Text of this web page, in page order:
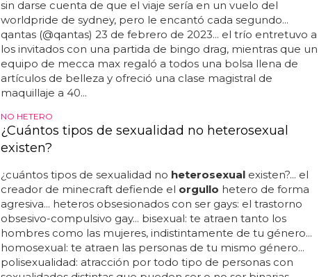
heterosexualreservó accidentalmente un billete a australia
sin darse cuenta de que el viaje sería en un vuelo del
worldpride de sydney, pero le encantó cada segundo...
qantas (@qantas) 23 de febrero de 2023... el trío entretuvo a
los invitados con una partida de bingo drag, mientras que un
equipo de mecca max regaló a todos una bolsa llena de
artículos de belleza y ofreció una clase magistral de
NO HETERO
¿Cuántos tipos de sexualidad no heterosexual
¿cuántos tipos de sexualidad noheterosexualexisten?... el
creador de minecraft defiende elorgullohetero de forma
agresiva... heteros obsesionados con ser gays: el trastorno
obsesivo-compulsivo gay... bisexual: te atraen tanto los
hombres como las mujeres, indistintamente de tu género...
homosexual: te atraen las personas de tu mismo género...